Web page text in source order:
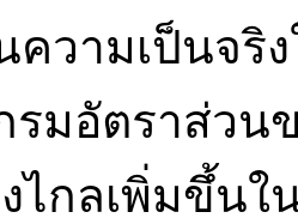
ความเป็นจริ
รมอัตราส่วน
ไกลเพิ่มขึ้นใ